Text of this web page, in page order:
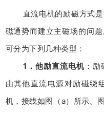
直流电机的励磁方式
磁通势而建立主磁场的问
可分为下列几种类型：
1．他励直流电机 ：
由其他直流电源对励磁绕
机，接线如图（a）所示。